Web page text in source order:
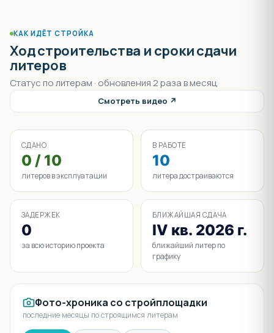
КАК ИДЁТ СТРОЙКА
Ход строительства и сроки сдачи
литеров
Статус по литерам · обновления 2 раза в месяц
Смотреть видео ↗
СДАНО
0 / 10
литеров в эксплуатации
В РАБОТЕ
10
литера достраиваются
ЗАДЕРЖЕК
0
за всю историю проекта
БЛИЖАЙШАЯ СДАЧА
IV кв. 2026 г.
ближайший литер по
графику
Фото-хроника со стройплощадки
последние месяцы по строящимся литерам